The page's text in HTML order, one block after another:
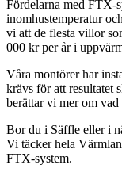
Fördelarna med FTX-
inomhustemperatur
vi att de flesta villor
000 kr per år i
Våra montörer har
krävs för att resultatet
berättar vi mer om
Bor du i Säffle eller i
Vi täcker hela
FTX-system.